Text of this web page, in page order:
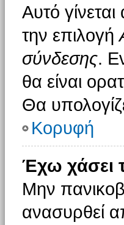
Αυτό
την επιλογή
σύνδεσης.
θα είναι
Θα
Κορυφή
Έχω χάσει
Μην
ανασυρθεί